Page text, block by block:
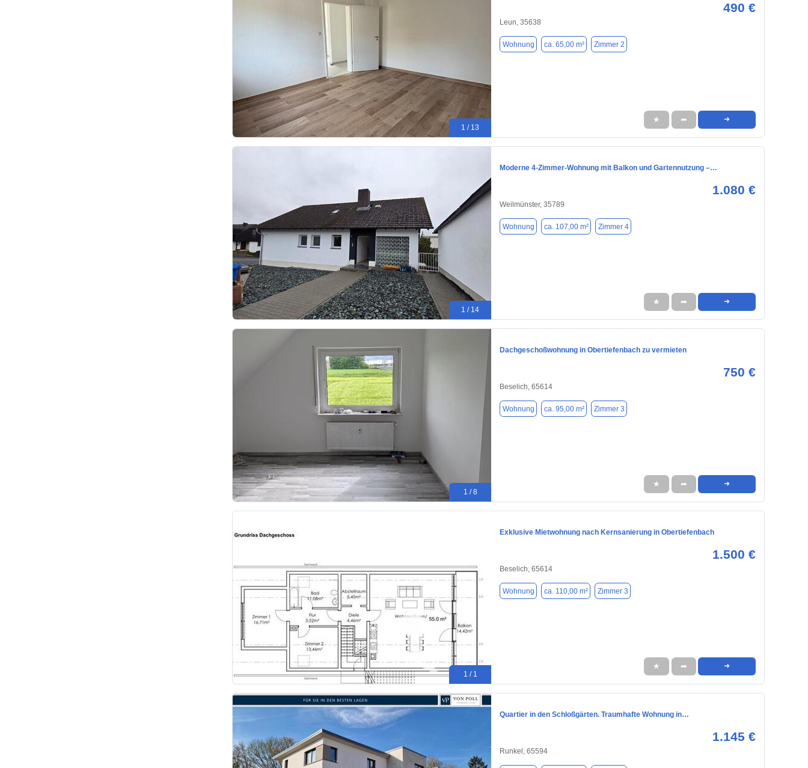
1 / 13
490 €
Leun, 35638
Wohnung ca. 65,00 m² Zimmer 2
★ ➦ ➜
1 / 14
Moderne 4-Zimmer-Wohnung mit Balkon und Gartennutzung –…
1.080 €
Weilmünster, 35789
Wohnung ca. 107,00 m² Zimmer 4
★ ➦ ➜
1 / 8
Dachgeschoßwohnung in Obertiefenbach zu vermieten
750 €
Beselich, 65614
Wohnung ca. 95,00 m² Zimmer 3
★ ➦ ➜
1 / 1
Exklusive Mietwohnung nach Kernsanierung in Obertiefenbach
1.500 €
Beselich, 65614
Wohnung ca. 110,00 m² Zimmer 3
★ ➦ ➜
Quartier in den Schloßgärten. Traumhafte Wohnung in…
1.145 €
Runkel, 65594